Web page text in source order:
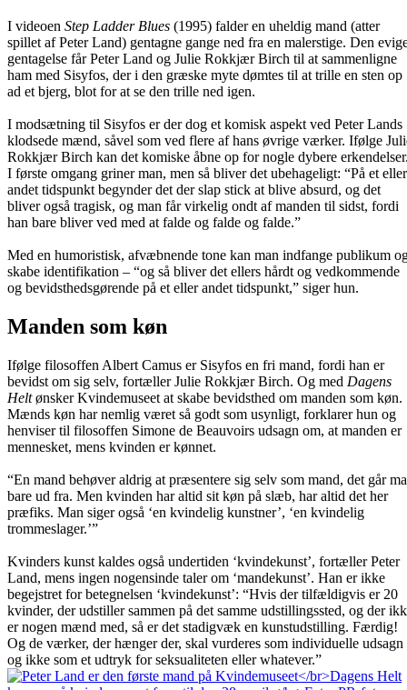
I videoen Step Ladder Blues (1995) falder en uheldig mand (atter
spillet af Peter Land) gentagne gange ned fra en malerstige. Den
gentagelse får Peter Land og Julie Rokkjær Birch til at sammenligne
ham med Sisyfos, der i den græske myte dømtes til at trille en sten op
ad et bjerg, blot for at se den trille ned igen.
I modsætning til Sisyfos er der dog et komisk aspekt ved Peter Lands
klodsede mænd, såvel som ved flere af hans øvrige værker. Ifølge
Rokkjær Birch kan det komiske åbne op for nogle dybere
I første omgang griner man, men så bliver det ubehageligt: “På et eller
andet tidspunkt begynder det der slap stick at blive absurd, og det
bliver også tragisk, og man får virkelig ondt af manden til sidst, fordi
han bare bliver ved med at falde og falde og falde.”
Med en humoristisk, afvæbnende tone kan man indfange publikum
skabe identifikation – “og så bliver det ellers hårdt og vedkommende
og bevidsthedsgørende på et eller andet tidspunkt,” siger hun.
Manden som køn
Ifølge filosoffen Albert Camus er Sisyfos en fri mand, fordi han er
bevidst om sig selv, fortæller Julie Rokkjær Birch. Og med Dagens
Heltønsker Kvindemuseet at skabe bevidsthed om manden som køn.
Mænds køn har nemlig været så godt som usynligt, forklarer hun og
henviser til filosoffen Simone de Beauvoirs udsagn om, at manden er
mennesket, mens kvinden er kønnet.
“En mand behøver aldrig at præsentere sig selv som mand, det går
bare ud fra. Men kvinden har altid sit køn på slæb, har altid det her
præfiks. Man siger også ‘en kvindelig kunstner’, ‘en kvindelig
trommeslager.’”
Kvinders kunst kaldes også undertiden ‘kvindekunst’, fortæller Peter
Land, mens ingen nogensinde taler om ‘mandekunst’. Han er ikke
begejstret for betegnelsen ‘kvindekunst’: “Hvis der tilfældigvis er 20
kvinder, der udstiller sammen på det samme udstillingssted, og der
er nogen mænd med, så er det stadigvæk en kunstudstilling. Færdig!
Og de værker, der hænger der, skal vurderes som individuelle udsagn
og ikke som et udtryk for seksualiteten eller whatever.”